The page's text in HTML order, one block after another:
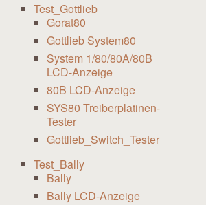
Test_Gottlieb
Gorat80
Gottlieb System80
System 1/80/80A/80B
LCD-Anzeige
80B LCD-Anzeige
SYS80 Treiberplatinen-
Tester
Gottlieb_Switch_Tester
Test_Bally
Bally
Bally LCD-Anzeige